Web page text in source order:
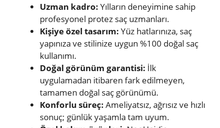
Uzman kadro: Yılların deneyimine sahip
profesyonel protez saç uzmanları.
Kişiye özel tasarım: Yüz hatlarınıza, saç
yapınıza ve stilinize uygun %100 doğal saç
kullanımı.
Doğal görünüm garantisi: İlk
uygulamadan itibaren fark edilmeyen,
tamamen doğal saç görünümü.
Konforlu süreç: Ameliyatsız, ağrısız ve hızlı
sonuç; günlük yaşamla tam uyum.